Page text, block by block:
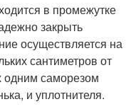
в промежутке
закрыть
осуществляется на
сантиметров от
одним саморезом
и уплотнителя.